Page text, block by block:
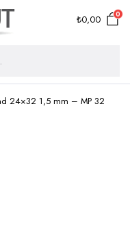
₺0,00 0
24×32 1,5 mm – MP 32